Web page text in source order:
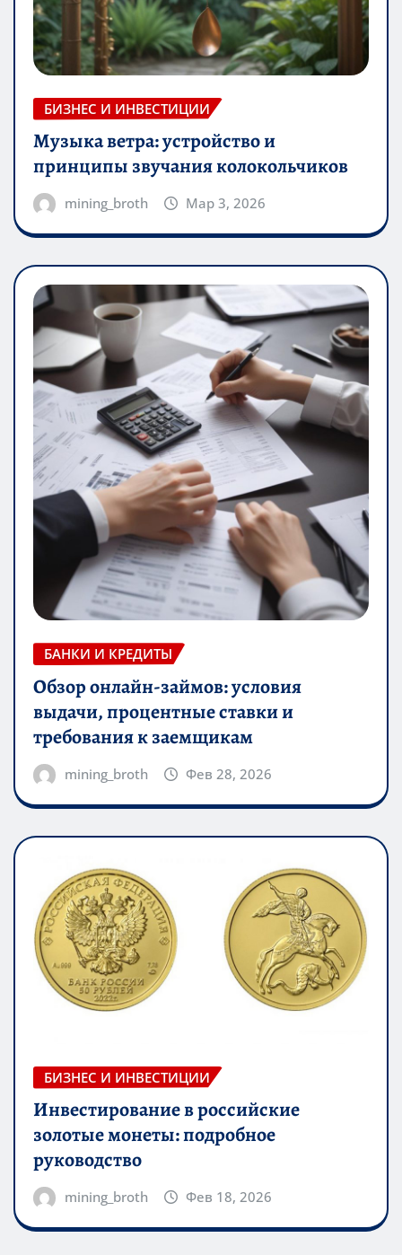
БИЗНЕС И ИНВЕСТИЦИИ
Музыка ветра: устройство и
принципы звучания колокольчиков
mining_broth Мар 3, 2026
БАНКИ И КРЕДИТЫ
Обзор онлайн-займов: условия
выдачи, процентные ставки и
требования к заемщикам
mining_broth Фев 28, 2026
БИЗНЕС И ИНВЕСТИЦИИ
Инвестирование в российские
золотые монеты: подробное
руководство
mining_broth Фев 18, 2026